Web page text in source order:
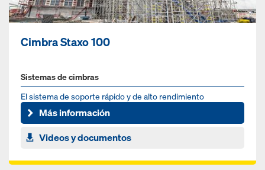
Cimbra Staxo 100
Sistemas de cimbras
El sistema de soporte rápido y de alto rendimiento
Más información
Videos y documentos